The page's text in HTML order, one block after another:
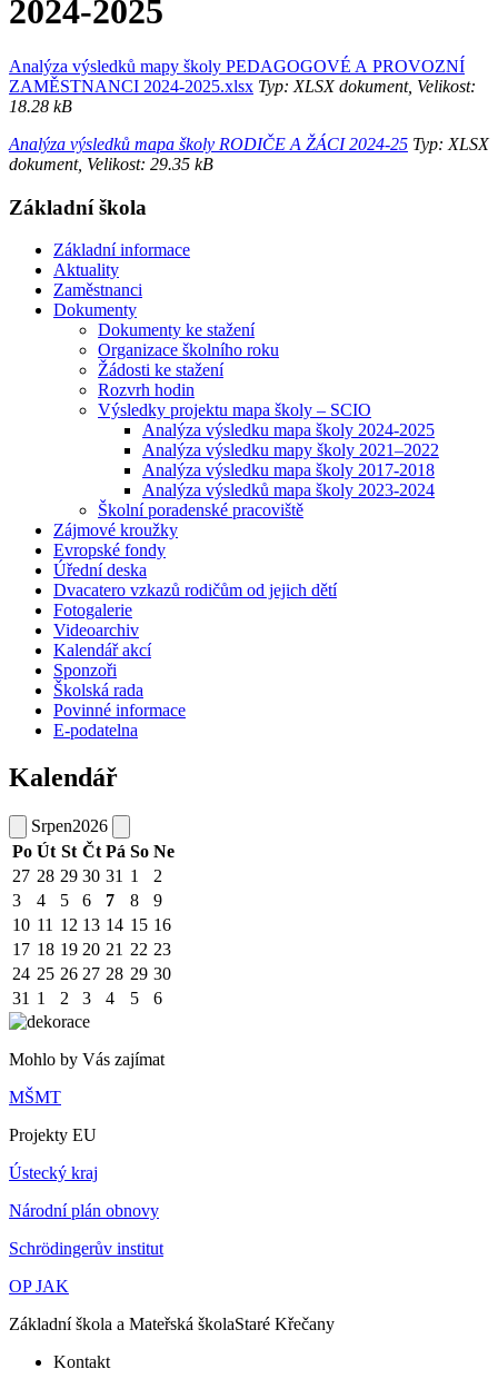
2024-2025
Analýza výsledků mapy školy PEDAGOGOVÉ A PROVOZNÍ
ZAMĚSTNANCI 2024-2025.xlsx Typ: XLSX dokument, Velikost:
18.28 kB
Analýza výsledků mapa školy RODIČE A ŽÁCI2024-25 Typ: XLSX
dokument, Velikost: 29.35 kB
Základní škola
Základní informace
Aktuality
Zaměstnanci
Dokumenty
Dokumenty ke stažení
Organizace školního roku
Žádosti ke stažení
Rozvrh hodin
Výsledky projektu mapa školy – SCIO
Analýza výsledku mapa školy 2024-2025
Analýza výsledku mapy školy 2021–2022
Analýza výsledku mapa školy 2017-2018
Analýza výsledků mapa školy 2023-2024
Školní poradenské pracoviště
Zájmové kroužky
Evropské fondy
Úřední deska
Dvacatero vzkazů rodičům od jejich dětí
Fotogalerie
Videoarchiv
Kalendář akcí
Sponzoři
Školská rada
Povinné informace
E-podatelna
Kalendář
Srpen2026
Po Út St Čt Pá So Ne
27 28 29 30 31 1
2
3
4 5 6 7 8
9
10 11 12 13 14 15 16
17 18 19 20 21 22 23
24 25 26 27 28 29 30
31 1 2 3 4 5 6
Mohlo by Vás zajímat
MŠMT
Projekty EU
Ústecký kraj
Národní plán obnovy
Schrödingerův institut
OP JAK
Základní škola a Mateřská školaStaré Křečany
Kontakt